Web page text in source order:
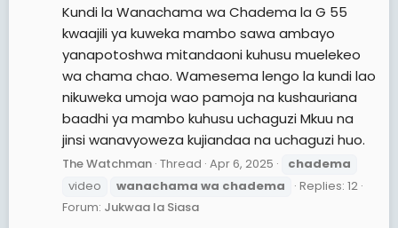
Kundi la Wanachama wa Chadema la G 55
kwaajili ya kuweka mambo sawa ambayo
yanapotoshwa mitandaoni kuhusu muelekeo
wa chama chao. Wamesema lengo la kundi lao
nikuweka umoja wao pamoja na kushauriana
baadhi ya mambo kuhusu uchaguzi Mkuu na
jinsi wanavyoweza kujiandaa na uchaguzi huo.
The Watchman Thread Apr 6, 2025
chadema
video
wanachama wa chadema
Replies: 12
Forum: Jukwaa la Siasa